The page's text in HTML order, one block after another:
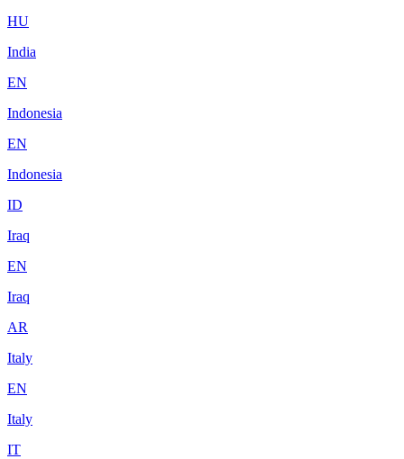
HU
India
EN
Indonesia
EN
Indonesia
ID
Iraq
EN
Iraq
AR
Italy
EN
Italy
IT